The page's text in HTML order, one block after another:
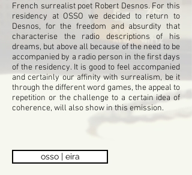
French surrealist poet Robert Desnos. For this
residency at OSSO we decided to return to
Desnos, for the freedom and absurdity that
characterise the radio descriptions of his
dreams, but above all because of the need to be
accompanied by a radio person in the first days
of the residency. It is good to feel accompanied
and certainly our affinity with surrealism, be it
through the different word games, the appeal to
repetition or the challenge to a certain idea of
coherence, will also show in this emission.
osso | eira